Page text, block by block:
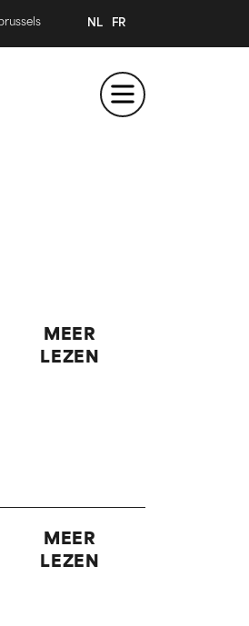
NL FR
MEER
LEZEN
MEER
LEZEN